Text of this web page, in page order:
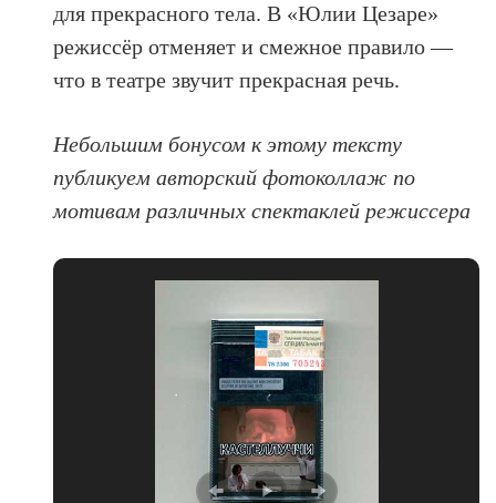
для прекрасного тела. В «Юлии Цезаре»
режиссёр отменяет и смежное правило —
что в театре звучит прекрасная речь.
Небольшим бонусом к этому тексту
публикуем авторский фотоколлаж по
мотивам различных спектаклей режиссера